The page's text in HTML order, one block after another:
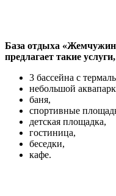
База отдыха
предлагает такие
3 бассейна с
небольшой
баня,
спортивные
детская площадка,
гостиница,
беседки,
кафе.